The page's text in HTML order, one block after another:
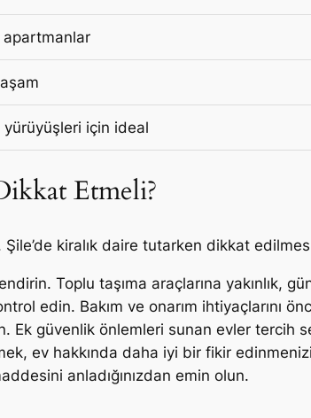
için ideal
Etmeli?
Şile’de kiralık daire tutarken dikkat
Toplu taşıma araçlarına yakınlık,
edin. Bakım ve onarım ihtiyaçlarını
Ek güvenlik önlemleri sunan evler tercih
ev hakkında daha iyi bir fikir
anladığınızdan emin olun.